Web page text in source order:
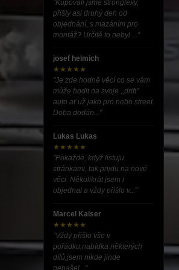
"Kupovali jsme stronglexy,
přišly asi druhý den od
objednání, s mazáním pro
montáž? Určitě to nebyl ..."
josef helmich
★★★★★
"Je zde hodně věcí co se vám
může hodit na svoje ,,drift”
auto ať už jako pro nebo street.
Doba dodán..."
Lukas Lukas
★★★★★
"Pokaždé, když listuju
stránkami, tak prijdu na nové
věci. Několikrát jsem i
objednal a vždy přišlo v..."
Marcel Kaiser
★★★★★
"Vždy přišlo vše v
pořádku,nabídka některých
dílů,jsem nikde jinde
nenašel..."